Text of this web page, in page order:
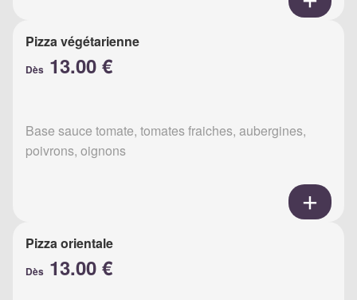
Pizza végétarienne
Dès 13.00 €
Base sauce tomate, tomates fraiches, aubergines,
poivrons, oignons
Pizza orientale
Dès 13.00 €